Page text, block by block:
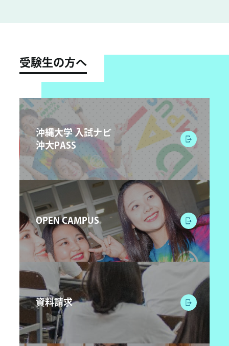
受験生の方へ
沖縄大学 入試ナビ
沖大PASS
OPEN CAMPUS
資料請求